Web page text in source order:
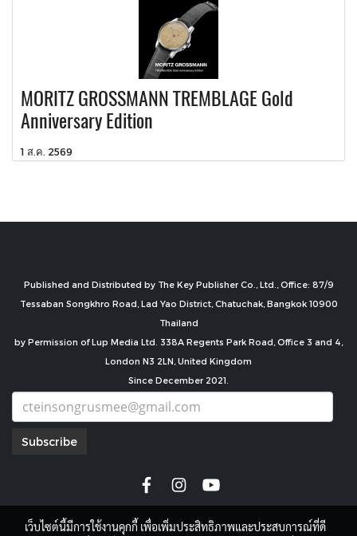
MORITZ GROSSMANN TREMBLAGE Gold
Anniversary Edition
1 ส.ค. 2569
Published and Distributed by The Key Publisher Co., Ltd., Office: 87/9
Tessaban Songkhro Road, Lad Yao District, Chatuchak, Bangkok 10900
Thailand
by Permission of Lup Media Ltd. 338A Regents Park Road, Office 3 and 4,
London N3 2LN, United Kingdom
Since December 2021.
Subscribe
เว็บไซต์นี้มีการใช้งานคุกกี้ เพื่อเพิ่มประสิทธิภาพและประสบการณ์ที่ดี